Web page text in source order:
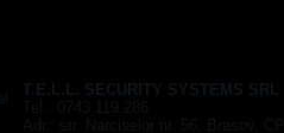
T.E.L.L. SECURITY SYSTEMS SRL
Tel.: 0743.119.286
Adr.: str. Narciselor nr. 56, Brasov,